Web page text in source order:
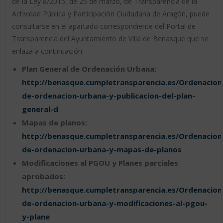
Actividad Pública y Participación Ciudadana de Aragón, puede
consultarse en el apartado correspondiente del Portal de
Transparencia del Ayuntamiento de Villa de Benasque que se
enlaza a continuación:
Plan General de Ordenación Urbana:
http://benasque.cumpletransparencia.es/
de-ordenacion-urbana-y-publicacion-del-plan-
general-d
Mapas de planos:
http://benasque.cumpletransparencia.es/
de-ordenacion-urbana-y-mapas-de-planos
Modificaciones al PGOU y Planes parciales
aprobados:
http://benasque.cumpletransparencia.es/
de-ordenacion-urbana-y-modificaciones-al-pgou-
y-plane